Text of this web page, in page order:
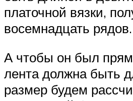
платочной вязки,
восемнадцать рядов.
А чтобы он был
лента должна быть
размер будем